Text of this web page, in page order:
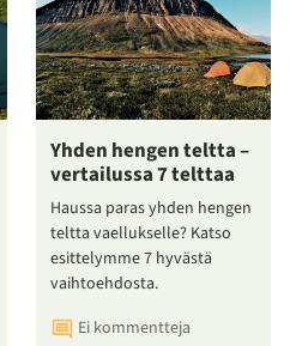
Yhden hengen teltta –
vertailussa 7 telttaa
Haussa paras yhden hengen
teltta vaellukselle? Katso
esittelymme 7 hyvästä
vaihtoehdosta.
Ei kommentteja